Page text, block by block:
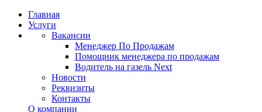
Главная
Услуги
Вакансии
Менеджер По Продажам
Помощник менеджера по продажам
Водитель на газель Next
Новости
Реквизиты
Контакты
О компании